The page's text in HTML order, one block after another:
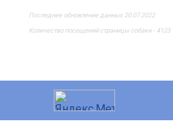
Последнее обновление данных 20.07.2022
Количество посещений страницы собаки - 4123